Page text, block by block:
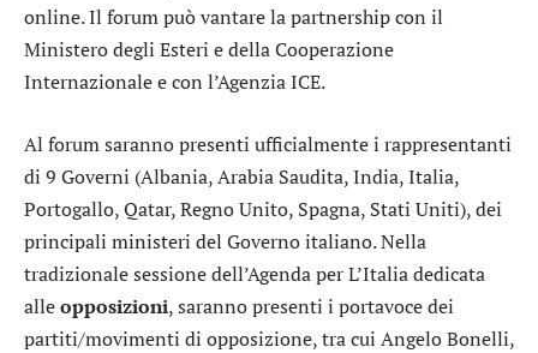
online. Il forum può vantare la partnership con il
Ministero degli Esteri e della Cooperazione
Internazionale e con l’Agenzia ICE.
Al forum saranno presenti ufficialmente i rappresentanti
di 9 Governi (Albania, Arabia Saudita, India, Italia,
Portogallo, Qatar, Regno Unito, Spagna, Stati Uniti), dei
principali ministeri del Governo italiano. Nella
tradizionale sessione dell’Agenda per L’Italia dedicata
alleopposizioni, saranno presenti i portavoce dei
partiti/movimenti di opposizione, tra cui Angelo Bonelli,